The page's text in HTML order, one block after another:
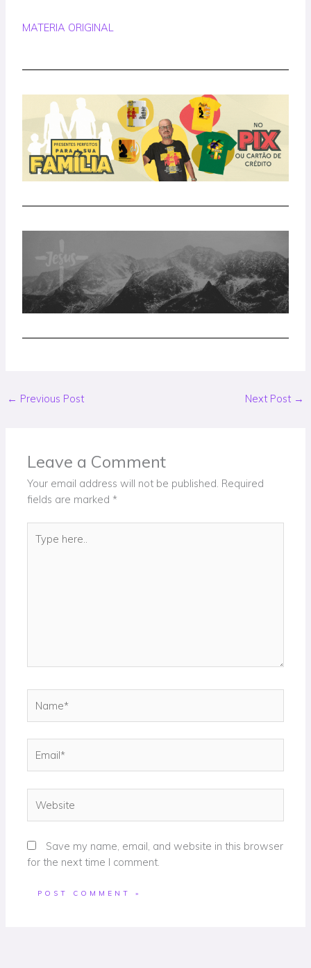
MATERIA ORIGINAL
← Previous Post Next Post →
Leave a Comment
Your email address will not be published. Required
fields are marked *
here..
Save my name, email, and website in this browser
for the next time I comment.